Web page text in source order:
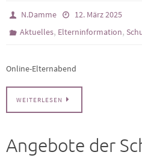
N.Damme
12. März 2025
Aktuelles, Elterninformation,
Online-Elternabend
WEITERLESEN
Angebote der